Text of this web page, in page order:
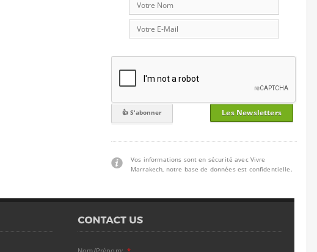
Les Newsletters
Vos informations sont en sécurité avec Vivre
Marrakech, notre base de données est confidentielle.